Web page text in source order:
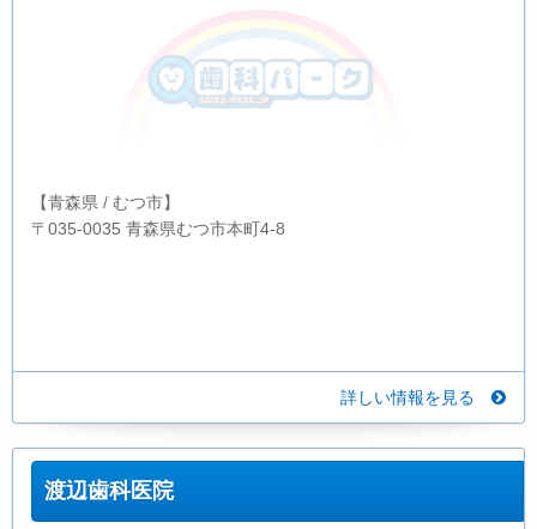
【青森県 / むつ市】
〒035-0035 青森県むつ市本町4-8
詳しい情報を見る
渡辺歯科医院